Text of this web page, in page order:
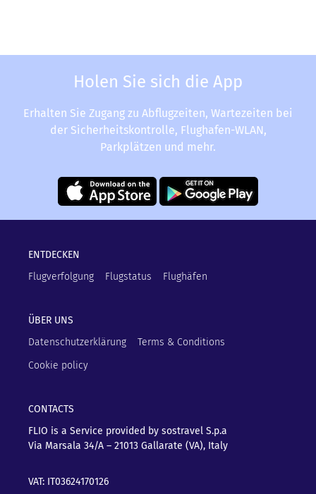
Holen Sie sich die App
Erhalten Sie Zugang zu Abflugzeiten, Wartezeiten bei
der Sicherheitskontrolle, Flughafen-WLAN,
Parkplätzen und mehr.
ENTDECKEN
Flugverfolgung
Flugstatus Flughäfen
ÜBER UNS
Datenschutzerklärung
Terms & Conditions
Cookie policy
CONTACTS
FLIO is a Service provided by sostravel S.p.a
Via Marsala 34/A – 21013 Gallarate (VA), Italy
VAT: IT03624170126